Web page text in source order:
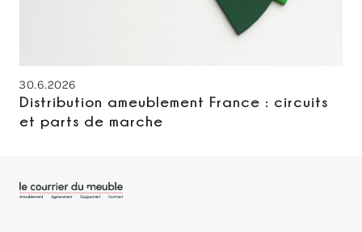
30.6.2026
Distribution ameublement France : circuits
et parts de marche